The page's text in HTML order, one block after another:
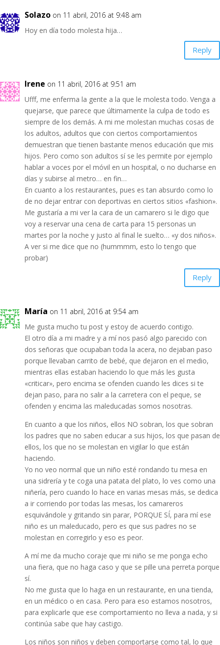
Solazo on 11 abril, 2016 at 9:48 am
Hoy en día todo molesta hija…
Reply
Irene on 11 abril, 2016 at 9:51 am
Ufff, me enferma la gente a la que le molesta todo. Venga a
quejarse, que parece que últimamente la culpa de todo es
siempre de los demás. A mi me molestan muchas cosas de
los adultos, adultos que con ciertos comportamientos
demuestran que tienen bastante menos educación que mis
hijos. Pero como son adultos sí se les permite por ejemplo
hablar a voces por el móvil en un hospital, o no ducharse en
días y subirse al metro… en fin…
En cuanto a los restaurantes, pues es tan absurdo como lo
de no dejar entrar con deportivas en ciertos sitios «fashion».
Me gustaría a mi ver la cara de un camarero si le digo que
voy a reservar una cena de carta para 15 personas un
martes por la noche y justo al final le suelto… «y dos niños».
A ver si me dice que no (hummmm, esto lo tengo que
probar)
Reply
María on 11 abril, 2016 at 9:54 am
Me gusta mucho tu post y estoy de acuerdo contigo.
El otro día a mi madre y a mí nos pasó algo parecido con
dos señoras que ocupaban toda la acera, no dejaban paso
porque llevaban carrito de bebé, que dejaron en el medio,
mientras ellas estaban haciendo lo que más les gusta
«criticar», pero encima se ofenden cuando les dices si te
dejan paso, para no salir a la carretera con el peque, se
ofenden y encima las maleducadas somos nosotras.
En cuanto a que los niños, ellos NO sobran, los que sobran
los padres que no saben educar a sus hijos, los que pasan de
ellos, los que no se molestan en vigilar lo que están
haciendo.
Yo no veo normal que un niño esté rondando tu mesa en
una sidrería y te coga una patata del plato, lo ves como una
niñería, pero cuando lo hace en varias mesas más, se dedica
a ir corriendo por todas las mesas, los camareros
esquivándole y gritando sin parar, PORQUE SÍ, para mí ese
niño es un maleducado, pero es que sus padres no se
molestan en corregirlo y eso es peor.
A mí me da mucho coraje que mi niño se me ponga echo
una fiera, que no haga caso y que se pille una perreta porque
sí.
No me gusta que lo haga en un restaurante, en una tienda,
en un médico o en casa. Pero para eso estamos nosotros,
para explicarle que ese comportamiento no lleva a nada, y si
continúa sabe que hay castigo.
Los niños son niños y deben comportarse como tal, lo que